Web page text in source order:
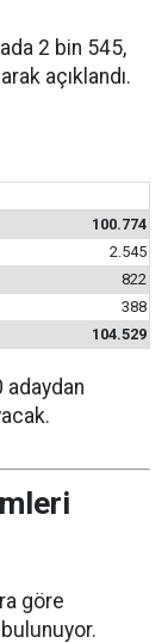
2 bin 545,
açıklandı.
100.774
2.545
822
388
104.529
adaydan
göre
bulunuyor.